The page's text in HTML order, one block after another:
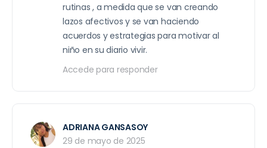
rutinas , a medida que se van creando
lazos afectivos y se van haciendo
acuerdos y estrategias para motivar al
niño en su diario vivir.
Accede para responder
ADRIANA GANSASOY
29 de mayo de 2025